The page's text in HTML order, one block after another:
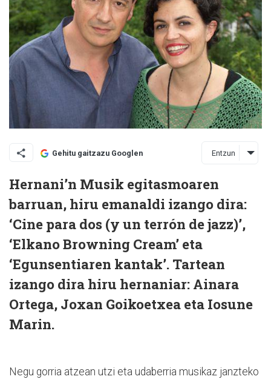
Gehitu gaitzazu Googlen Entzun
Hernani’n Musik egitasmoaren
barruan, hiru emanaldi izango dira:
‘Cine para dos (y un terrón de jazz)’,
‘Elkano Browning Cream’ eta
‘Egunsentiaren kantak’. Tartean
izango dira hiru hernaniar: Ainara
Ortega, Joxan Goikoetxea eta Iosune
Marin.
Negu gorria atzean utzi eta udaberria musikaz janzteko